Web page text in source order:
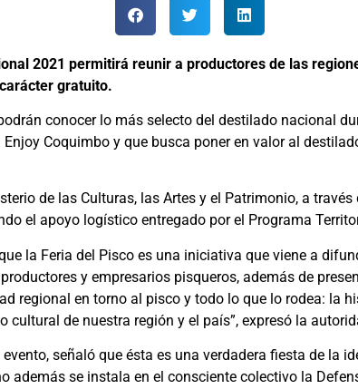
2021 permitirá reunir a productores de las
gratuito.
conocer lo más selecto del destilado nacional
Coquimbo y que busca poner en valor al
de las Culturas, las Artes y el Patrimonio, a
el apoyo logístico entregado por el Programa
la Feria del Pisco es una iniciativa que viene a
y empresarios pisqueros, además de
regional en torno al pisco y todo lo que lo rodea: la
de nuestra región y el país”, expresó la
señaló que ésta es una verdadera fiesta de la
además se instala en el consciente colectivo la